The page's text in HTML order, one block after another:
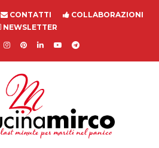
CONTATTI
COLLABORAZIONI
NEWSLETTER